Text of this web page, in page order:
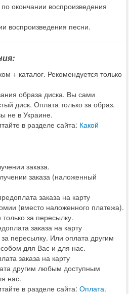
окончании воспроизведения
воспроизведения песни.
+ каталог. Рекомендуется только
образа диска. Вы сами
диск. Оплата только за образ.
не в Украине.
в разделе сайта: Какой
заказа.
заказа (наложенный
заказа на карту
(вместо наложенного платежа).
за пересылку.
заказа на карту
пересылку. Или оплата другим
для Вас и для нас.
заказа на карту
другим любым доступным
нас.
в разделе сайта: Оплата.